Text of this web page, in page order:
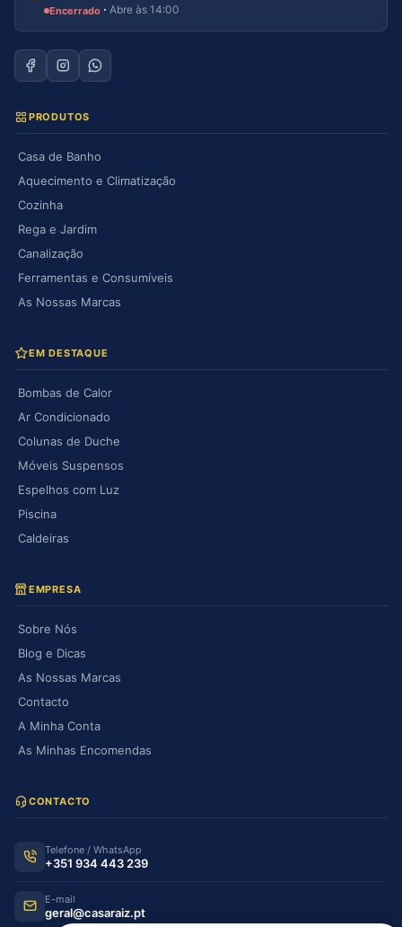
Encerrado · Abre às 14:00
PRODUTOS
Casa de Banho
Aquecimento e Climatização
Cozinha
Rega e Jardim
Canalização
Ferramentas e Consumíveis
As Nossas Marcas
EM DESTAQUE
Bombas de Calor
Ar Condicionado
Colunas de Duche
Móveis Suspensos
Espelhos com Luz
Piscina
Caldeiras
EMPRESA
Sobre Nós
Blog e Dicas
As Nossas Marcas
Contacto
A Minha Conta
As Minhas Encomendas
CONTACTO
Telefone / WhatsApp
+351 934 443 239
E-mail
geral@casaraiz.pt